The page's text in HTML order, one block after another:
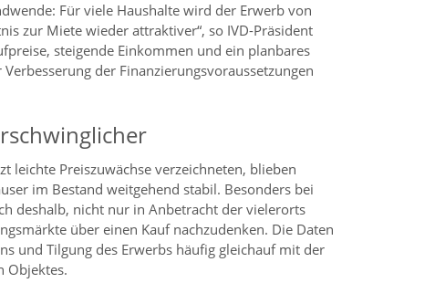
Für viele Haushalte wird der Erwerb von
zur Miete wieder attraktiver“, so IVD-Präsident
steigende Einkommen und ein planbares
der Finanzierungsvoraussetzungen
leichte Preiszuwächse verzeichneten, blieben
im Bestand weitgehend stabil. Besonders bei
deshalb, nicht nur in Anbetracht der vielerorts
über einen Kauf nachzudenken. Die Daten
und Tilgung des Erwerbs häufig gleichauf mit der
Objektes.